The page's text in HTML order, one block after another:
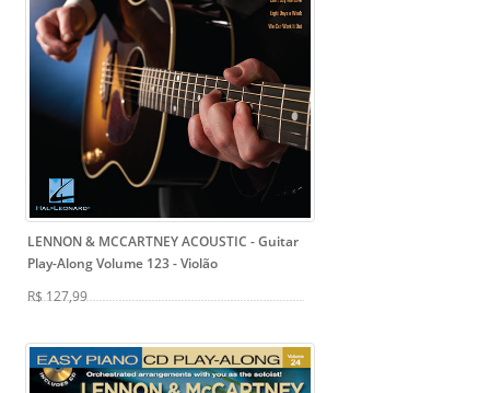
LENNON & MCCARTNEY ACOUSTIC - Guitar
Play-Along Volume 123- Violão
R$ 127,99